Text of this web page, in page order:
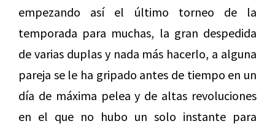
empezando así el último torneo de la
temporada para muchas, la gran despedida
de varias duplas y nada más hacerlo, a alguna
pareja se le ha gripado antes de tiempo en un
día de máxima pelea y de altas revoluciones
en el que no hubo un solo instante para